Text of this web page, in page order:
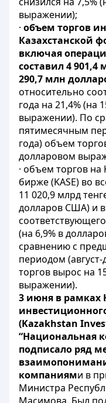
выражении);
· объем торгов
Казахстанской
включая
составил 4 901,4
290,7 млн
относительно
года на 21,4% (на
выражении). По
пятимесячным
года) объем
долларовом
· объем торгов
бирже (KASE) во
11 020,9 млрд
долларов США) и
(на 6,9% в
сравнению с
периодом
торгов вырос на
выражении).
3 июня в рамках
(Kazakhstan
“Национальная
подписало ряд
компаниями в
Министра